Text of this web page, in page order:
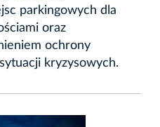
parkingowych dla
oraz
ochrony
kryzysowych.